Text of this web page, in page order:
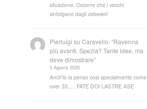
situazione. Occorre che i vecchi
sintolgano dagli zebedei!
Pierluigi suCaravello: “Ravenna
più avanti. Spezia? Tante idee, ma
deve dimostrare”
5 Agosto 2026
Anch'io la penso così specialmente come
over 33..... FATE DOI LASTRE ASE